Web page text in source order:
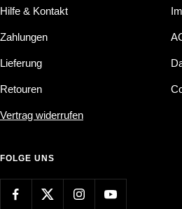
Hilfe & Kontakt
Zahlungen
Lieferung
Retouren
Vertrag widerrufen
FOLGE UNS